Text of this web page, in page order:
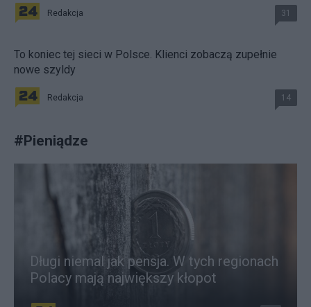
Redakcja 31
To koniec tej sieci w Polsce. Klienci zobaczą zupełnie
nowe szyldy
Redakcja 14
#Pieniądze
Długi niemal jak pensja. W tych regionach
Polacy mają największy kłopot